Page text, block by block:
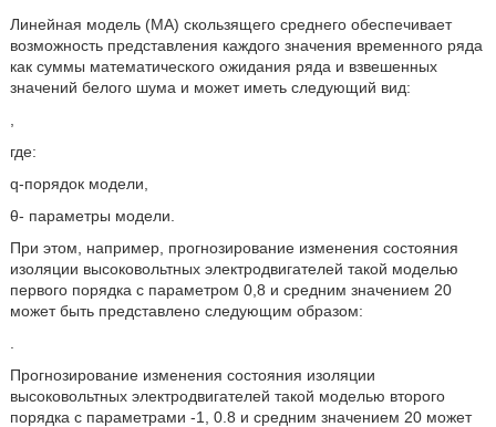
Линейная модель (MA) скользящего среднего обеспечивает
возможность представления каждого значения временного ряда
как суммы математического ожидания ряда и взвешенных
значений белого шума и может иметь следующий вид:
где:
q-порядок модели,
θ- параметры модели.
При этом, например, прогнозирование изменения состояния
изоляции высоковольтных электродвигателей такой моделью
первого порядка с параметром 0,8 и средним значением 20
может быть представлено следующим образом:
Прогнозирование изменения состояния изоляции
высоковольтных электродвигателей такой моделью второго
порядка с параметрами -1, 0.8 и средним значением 20 может